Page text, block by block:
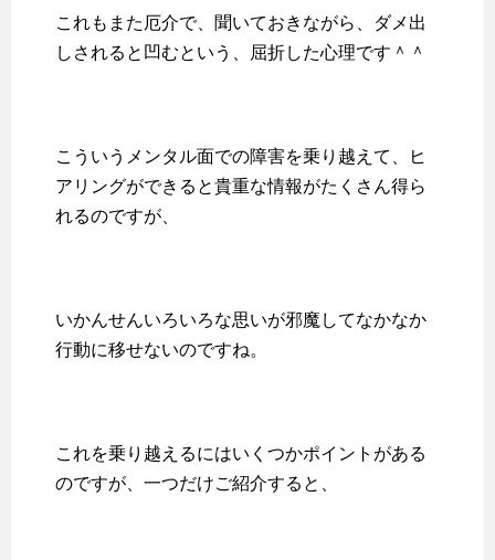
これもまた厄介で、聞いておきながら、ダメ出
しされると凹むという、屈折した心理です＾＾
こういうメンタル面での障害を乗り越えて、ヒ
アリングができると貴重な情報がたくさん得ら
れるのですが、
いかんせんいろいろな思いが邪魔してなかなか
行動に移せないのですね。
これを乗り越えるにはいくつかポイントがある
のですが、一つだけご紹介すると、